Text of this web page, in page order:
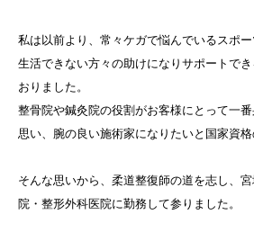
私は以前より、常々ケガで悩んでいるスポ
生活できない方々の助けになりサポートで
おりました。
整骨院や鍼灸院の役割がお客様にとって一
思い、腕の良い施術家になりたいと国家資格
そんな思いから、柔道整復師の道を志し、
院・整形外科医院に勤務して参りました。